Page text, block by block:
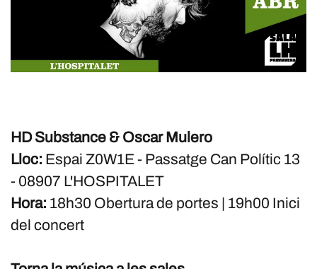
HD Substance & Oscar Mulero
Lloc: Espai Z0W1E - Passatge Can Polític 13
- 08907 L'HOSPITALET
Hora: 18h30 Obertura de portes | 19h00 Inici
del concert